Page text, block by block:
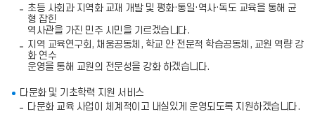
스
함
한
초등 사회과 지역화 교재 개발 및 평화·통일·역사·독도 교육을 통해 균
형 잡힌
역사관을 가진 민주 시민을 기르겠습니다.
지역 교육연구회, 채움공동체, 학교 안 전문적 학습공동체, 교원 역량 강
화 연수
운영을 통해 교원의 전문성을 강화 하겠습니다.
다문화 및 기초학력 지원 서비스
다문화 교육 사업이 체계적이고 내실있게 운영되도록 지원하겠습니다.